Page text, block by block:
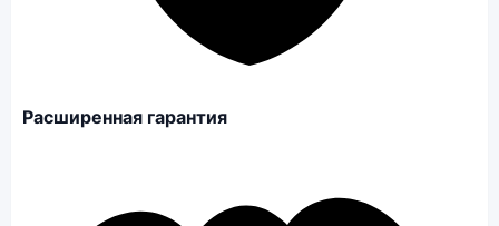
Расширенная гарантия